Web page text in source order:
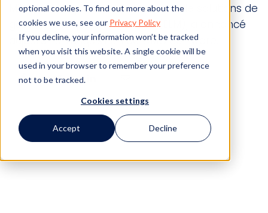
optional cookies. To find out more about the
cookies we use, see our Privacy Policy
If you decline, your information won’t be tracked
when you visit this website. A single cookie will be
used in your browser to remember your preference
not to be tracked.
Cookies settings
Accept Decline
Mitratech, le principal fournisseur de solutions de
gestion juridique d'entreprise (ELM), a annoncé
aujourd'hui l'acquisition de CMO Software.
0